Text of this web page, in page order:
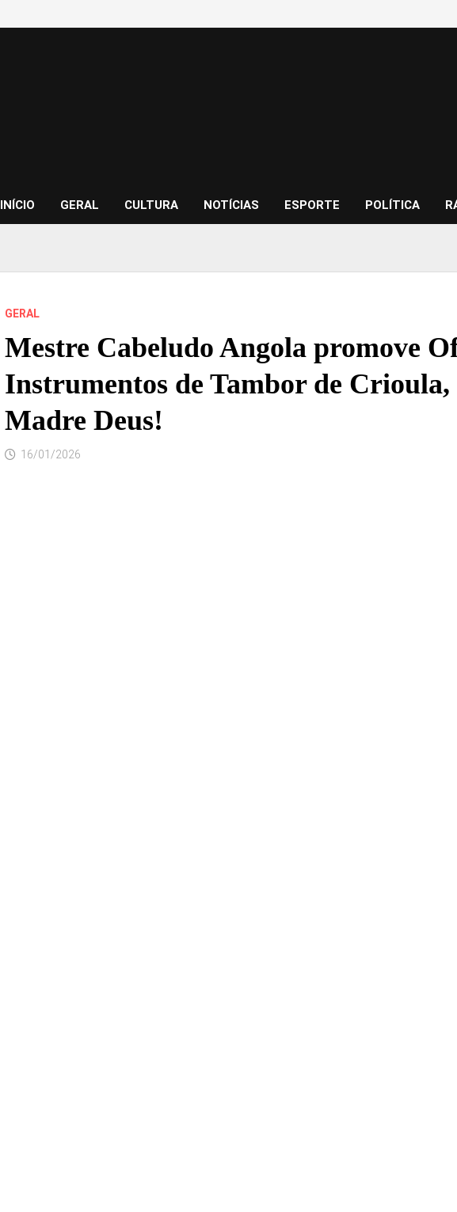
INÍCIO GERAL CULTURA NOTÍCIAS ESPORTE POLÍTICA
GERAL
Mestre Cabeludo Angola promove
Instrumentos de Tambor de Crioula,
Madre Deus!
16/01/2026